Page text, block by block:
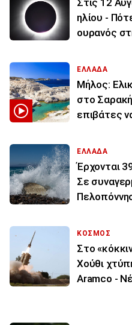
Στις 12
ηλίου -
ουρανός
ΕΛΛΑΔΑ
Μήλος:
στο
επιβάτες
ΕΛΛΑΔΑ
Έρχονται
Σε
ΚΟΣΜΟΣ
Στο
Χούθι
Aramco -